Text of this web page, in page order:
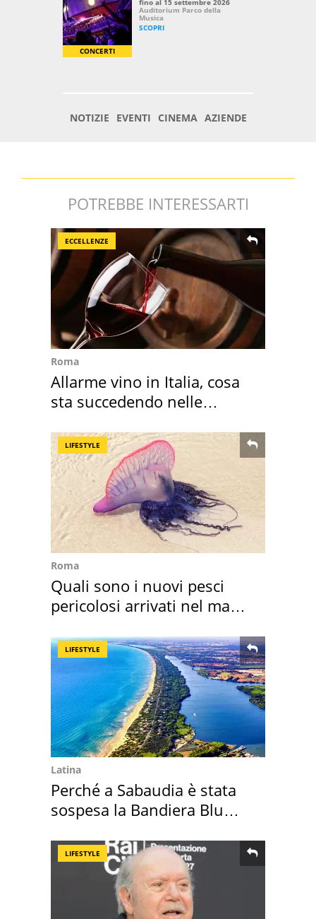
POTREBBE INTERESSARTI
ECCELLENZE
Roma
Allarme vino in Italia, cosa
sta succedendo nelle
LIFESTYLE
Roma
Quali sono i nuovi pesci
pericolosi arrivati nel mar
LIFESTYLE
Latina
Perché a Sabaudia è stata
sospesa la Bandiera Blu
LIFESTYLE